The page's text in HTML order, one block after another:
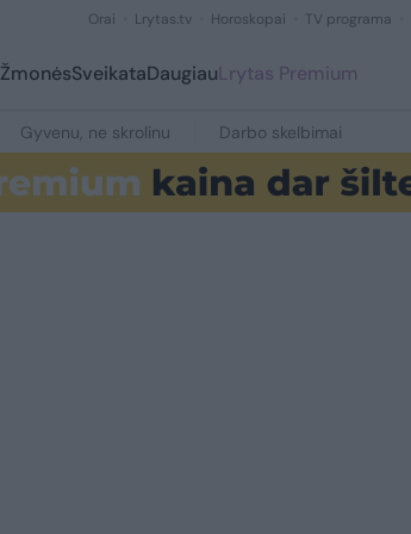
Orai Lrytas.tv Horoskopai TV programa
ŽmonėsSveikataDaugiauLrytas Premium
Gyvenu, ne skrolinu Darbo skelbimai